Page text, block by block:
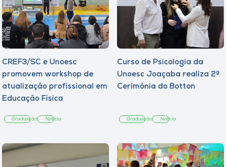
CREF3/SC e Unoesc
promovem workshop de
atualização profissional em
Educação Física
Graduação Notícia
Curso de Psicologia da
Unoesc Joaçaba realiza 2ª
Cerimônia do Botton
Graduação Notícia